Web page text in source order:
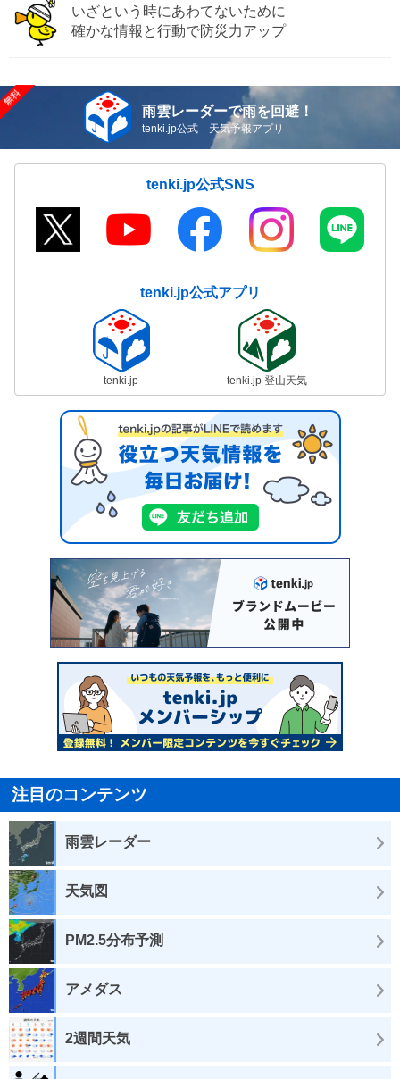
いざという時にあわてないために
確かな情報と行動で防災力アップ
雨雲レーダーで雨を回避！
tenki.jp公式 天気予報アプリ
tenki.jp公式SNS
tenki.jp公式アプリ
tenki.jp tenki.jp 登山天気
注目のコンテンツ
雨雲レーダー
天気図
PM2.5分布予測
アメダス
2週間天気